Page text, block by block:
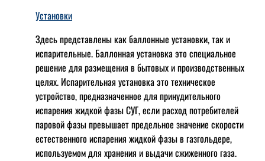
Установки
Здесь представлены как баллонные установки, так и
испарительные. Баллонная установка это специальное
решение для размещения в бытовых и производственных
целях. Испарительная установка это техническое
устройство, предназначенное для принудительного
испарения жидкой фазы СУГ, если расход потребителей
паровой фазы превышает предельное значение скорости
естественного испарения жидкой фазы в газгольдере,
используемом для хранения и выдачи сжиженного газа.